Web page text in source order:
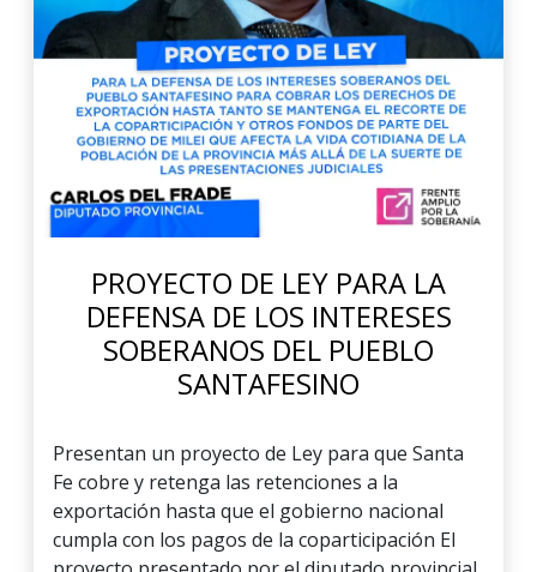
PROYECTO DE LEY PARA LA
DEFENSA DE LOS INTERESES
SOBERANOS DEL PUEBLO
SANTAFESINO
Presentan un proyecto de Ley para que Santa
Fe cobre y retenga las retenciones a la
exportación hasta que el gobierno nacional
cumpla con los pagos de la coparticipación El